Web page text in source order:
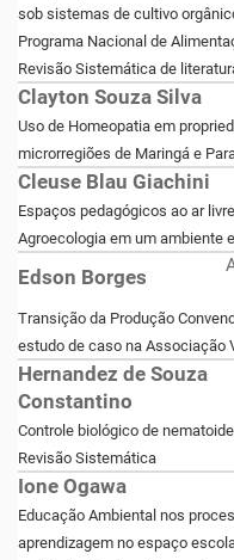
sob sistemas de cultivo
Programa Nacional de
Revisão Sistemática de
Clayton Souza Silva
Uso de Homeopatia em
microrregiões de Maringá e
Cleuse Blau Giachini
Espaços pedagógicos ao ar
Agroecologia em um ambiente
Edson Borges
Transição da Produção
estudo de caso na Associação
Hernandez de Souza
Constantino
Controle biológico de
Revisão Sistemática
Ione Ogawa
Educação Ambiental nos
aprendizagem no espaço